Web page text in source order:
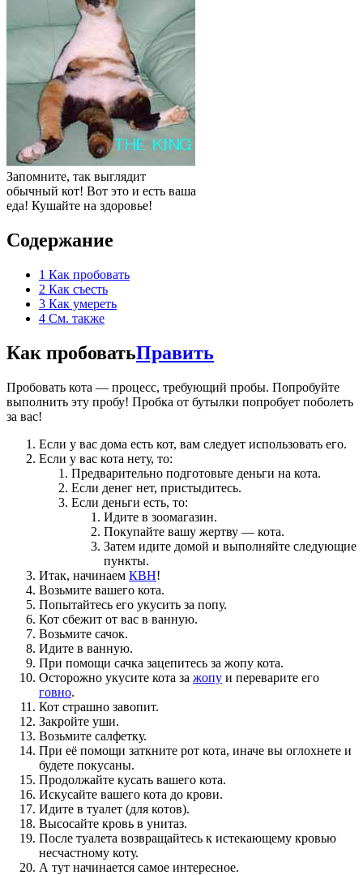
Запомните, так выглядит
обычный кот! Вот это и есть ваша
еда! Кушайте на здоровье!
Содержание
1 Как пробовать
2 Как съесть
3 Как умереть
4 См. также
Как пробоватьПравить
Пробовать кота — процесс, требующий пробы. Попробуйте
выполнить эту пробу! Пробка от бутылки попробует поболеть
за вас!
Если у вас дома есть кот, вам следует использовать его.
Если у вас кота нету, то:
Предварительно подготовьте деньги на кота.
Если денег нет, пристыдитесь.
Если деньги есть, то:
Идите в зоомагазин.
Покупайте вашу жертву — кота.
Затем идите домой и выполняйте следующие
пункты.
Итак, начинаем КВН!
Возьмите вашего кота.
Попытайтесь его укусить за попу.
Кот сбежит от вас в ванную.
Возьмите сачок.
Идите в ванную.
При помощи сачка зацепитесь за жопу кота.
Осторожно укусите кота за жопу и переварите его
говно.
Кот страшно завопит.
Закройте уши.
Возьмите салфетку.
При её помощи заткните рот кота, иначе вы оглохнете и
будете покусаны.
Продолжайте кусать вашего кота.
Искусайте вашего кота до крови.
Идите в туалет (для котов).
Высосайте кровь в унитаз.
После туалета возвращайтесь к истекающему кровью
несчастному коту.
А тут начинается самое интересное.